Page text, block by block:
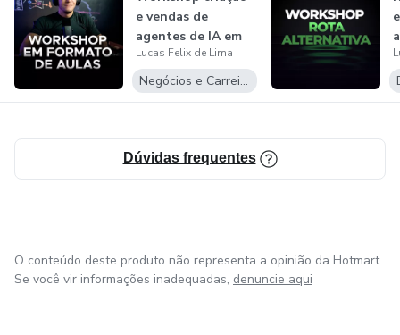
e vendas de
agentes de IA em
formato de aul...
Lucas Felix de Lima
Negócios e Carreira
Dúvidas frequentes
O conteúdo deste produto não representa a opinião da Hotmart.
Se você vir informações inadequadas, denuncie aqui